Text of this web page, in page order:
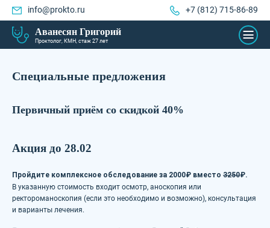
info@prokto.ru +7 (812) 715-86-89
Аванесян Григорий
Проктолог, КМН, стаж 27 лет
Специальные предложения
Первичный приём со скидкой 40%
Акция до 28.02
Пройдите комплексное обследование за 2000₽ вместо 3250₽.
В указанную стоимость входит осмотр, аноскопия или
ректороманоскопия (если это необходимо и возможно), консультация
и варианты лечения.